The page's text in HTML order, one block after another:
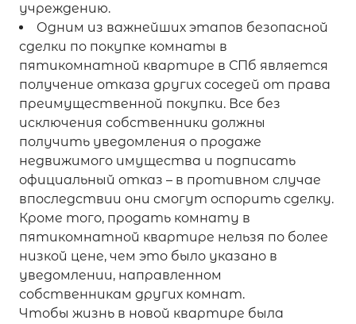
учреждению.
Одним из важнейших этапов безопасной
сделки по покупке комнаты в
пятикомнатной квартире в СПб является
получение отказа других соседей от права
преимущественной покупки. Все без
исключения собственники должны
получить уведомления о продаже
недвижимого имущества и подписать
официальный отказ – в противном случае
впоследствии они смогут оспорить сделку.
Кроме того, продать комнату в
пятикомнатной квартире нельзя по более
низкой цене, чем это было указано в
уведомлении, направленном
собственникам других комнат.
Чтобы жизнь в новой квартире была